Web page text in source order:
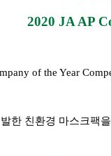
2020 JA AP
of the Year
한 친환경 마스크팩